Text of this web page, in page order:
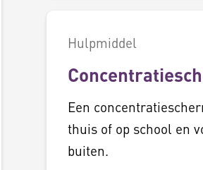
Hulpmiddel
Een
thuis of op school en
buiten.